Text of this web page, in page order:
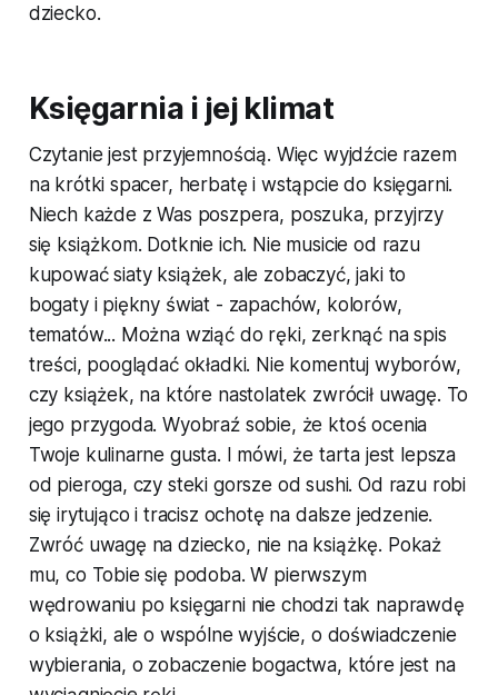
dziecko.
Księgarnia i jej klimat
Czytanie jest przyjemnością. Więc wyjdźcie razem
na krótki spacer, herbatę i wstąpcie do księgarni.
Niech każde z Was poszpera, poszuka, przyjrzy
się książkom. Dotknie ich. Nie musicie od razu
kupować siaty książek, ale zobaczyć, jaki to
bogaty i piękny świat - zapachów, kolorów,
tematów... Można wziąć do ręki, zerknąć na spis
treści, pooglądać okładki. Nie komentuj wyborów,
czy książek, na które nastolatek zwrócił uwagę. To
jego przygoda. Wyobraź sobie, że ktoś ocenia
Twoje kulinarne gusta. I mówi, że tarta jest lepsza
od pieroga, czy steki gorsze od sushi. Od razu robi
się irytująco i tracisz ochotę na dalsze jedzenie.
Zwróć uwagę na dziecko, nie na książkę. Pokaż
mu, co Tobie się podoba. W pierwszym
wędrowaniu po księgarni nie chodzi tak naprawdę
o książki, ale o wspólne wyjście, o doświadczenie
wybierania, o zobaczenie bogactwa, które jest na